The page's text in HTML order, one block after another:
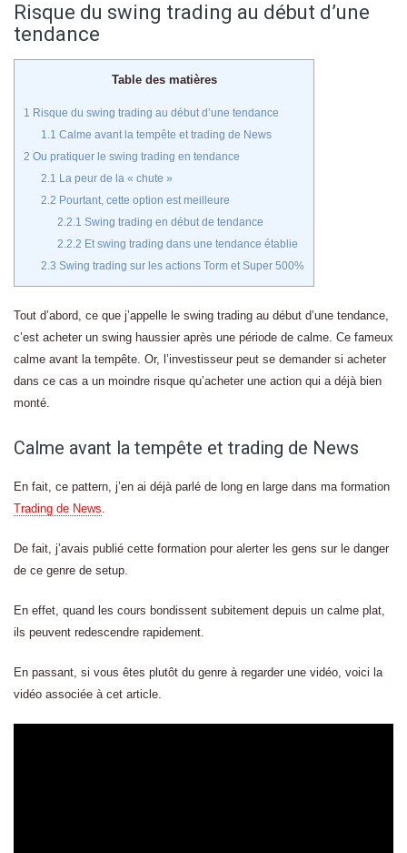
Risque du swing trading au début d’une
tendance
Table des matières
1 Risque du swing trading au début d’une tendance
1.1 Calme avant la tempête et trading de News
2 Ou pratiquer le swing trading en tendance
2.1 La peur de la « chute »
2.2 Pourtant, cette option est meilleure
2.2.1 Swing trading en début de tendance
2.2.2 Et swing trading dans une tendance établie
2.3 Swing trading sur les actions Torm et Super 500%
Tout d’abord, ce que j’appelle le swing trading au début d’une tendance,
c’est acheter un swing haussier après une période de calme. Ce fameux
calme avant la tempête. Or, l’investisseur peut se demander si acheter
dans ce cas a un moindre risque qu’acheter une action qui a déjà bien
monté.
Calme avant la tempête et trading de News
En fait, ce pattern, j’en ai déjà parlé de long en large dans ma formation
Trading de News.
De fait, j’avais publié cette formation pour alerter les gens sur le danger
de ce genre de setup.
En effet, quand les cours bondissent subitement depuis un calme plat,
ils peuvent redescendre rapidement.
En passant, si vous êtes plutôt du genre à regarder une vidéo, voici la
vidéo associée à cet article.